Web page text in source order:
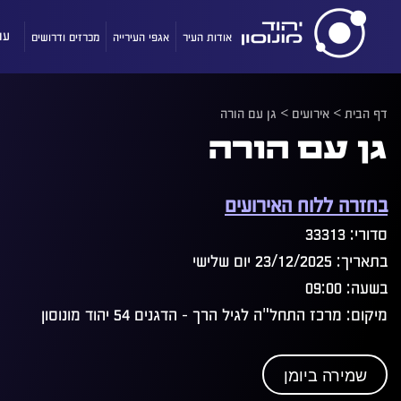
אודות העיר אגפי העירייה מכרזים ודרושים
דף הבית> אירועים > גן עם הורה
גן עם הורה
בחזרה ללוח האירועים
סדורי: 33313
בתאריך: 23/12/2025 יום שלישי
בשעה: 09:00
מיקום: מרכז התחל"ה לגיל הרך - הדגנים 54 יהוד מונוסון
שמירה ביומן